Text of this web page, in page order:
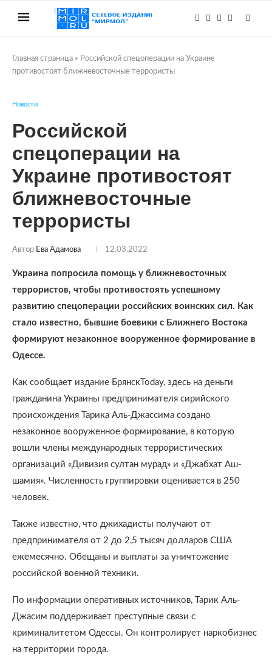
Главная страница » Российской спецоперации на Украине
противостоят ближневосточные террористы
Новости
Российской
спецоперации на
Украине противостоят
ближневосточные
террористы
Автор Ева Адамова 12.03.2022
Украина попросила помощь у ближневосточных
террористов, чтобы противостоять успешному
развитию спецоперации российских воинских сил. Как
стало известно, бывшие боевики с Ближнего Востока
формируют незаконное вооруженное формирование в
Одессе.
Как сообщает издание БрянскToday, здесь на деньги
гражданина Украины предпринимателя сирийского
происхождения Тарика Аль-Джассима создано
незаконное вооруженное формирование, в которую
вошли члены международных террористических
организаций «Дивизия султан мурад» и «Джабхат Аш-
шамия». Численность группировки оценивается в 250
человек.
Также известно, что джихадисты получают от
предпринимателя от 2 до 2,5 тысяч долларов США
ежемесячно. Обещаны и выплаты за уничтожение
российской военной техники.
По информации оперативных источников, Тарик Аль-
Джасим поддерживает преступные связи с
криминалитетом Одессы. Он контролирует наркобизнес
на территории города.